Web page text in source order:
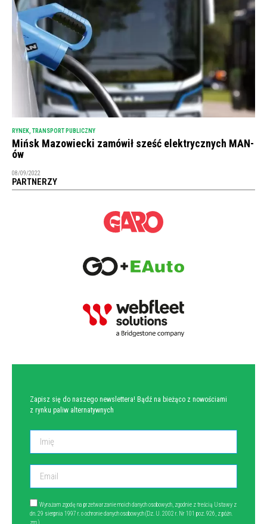
RYNEK TRANSPORT PUBLICZNY
Mińsk Mazowiecki zamówił sześć elektrycznych MAN-
ów
08/09/2022
PARTNERZY
Zapisz się do naszego newslettera! Bądź na bieżąco z nowościami
z rynku paliw alternatywnych
Wyrażam zgodę na przetwarzanie moich danych osobowych, zgodnie z treścią Ustawy z
dn. 29 sierpnia 1997 r. o ochronie danych osobowych (Dz. U. 2002 r. Nr 101 poz. 926, z późn.